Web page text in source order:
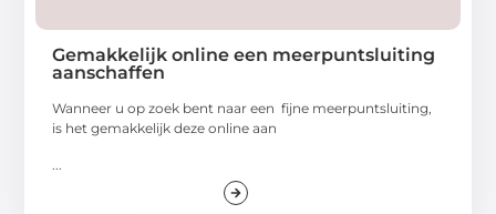
Gemakkelijk online een meerpuntsluiting
aanschaffen
Wanneer u op zoek bent naar een fijne meerpuntsluiting,
is het gemakkelijk deze online aan